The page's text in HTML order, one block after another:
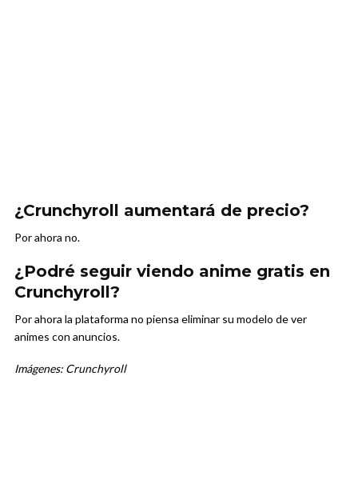
¿Crunchyroll aumentará de precio?
Por ahora no.
¿Podré seguir viendo anime gratis en
Crunchyroll?
Por ahora la plataforma no piensa eliminar su modelo de ver
animes con anuncios.
Imágenes: Crunchyroll